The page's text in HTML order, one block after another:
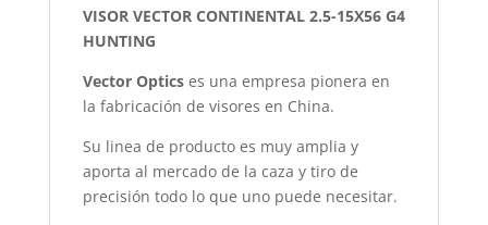
VISOR VECTOR CONTINENTAL 2.5-15X56 G4
HUNTING
Vector Opticses una empresa pionera en
la fabricación de visores en China.
Su linea de producto es muy amplia y
aporta al mercado de la caza y tiro de
precisión todo lo que uno puede necesitar.